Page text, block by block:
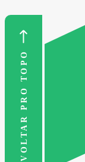
VOLTAR PRO TOPO